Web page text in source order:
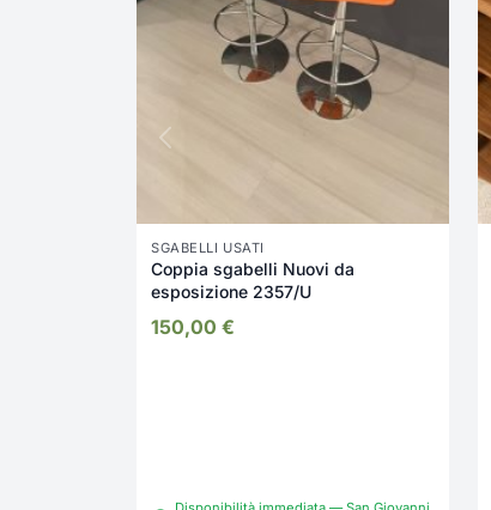
SGABELLI USATI
Coppia sgabelli Nuovi da
esposizione 2357/U
150,00 €